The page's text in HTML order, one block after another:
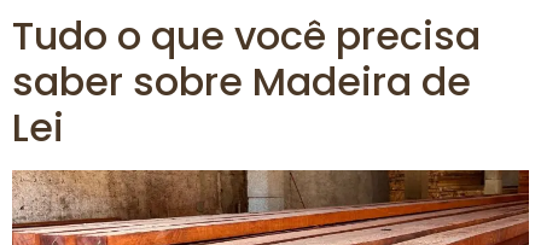
Tudo o que você precisa
saber sobre Madeira de
Lei